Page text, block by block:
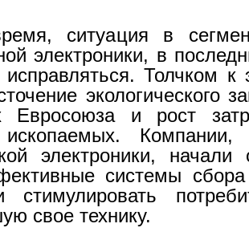
ситуация в
электроники, в
исправляться. Толчком к
экологического
Евросоюза и рост
ископаемых. Компании,
электроники, начали
системы сбора
стимулировать
свое технику.